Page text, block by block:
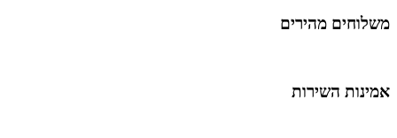
מהירים
השירות